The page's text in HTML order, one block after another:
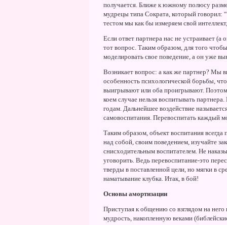
получается. Ближе к южному полюсу
мудрецы типа Сократа, который говорил:
тестом мы как бы измеряем свой
Если ответ партнера нас не устраивает
тот вопрос. Таким образом, для того
моделировать свое поведение, а он уже
Возникает вопрос: а как же партнер? Мы
особенность психологической борьбы,
выигрывают или оба проигрывают.
коем случае нельзя воспитывать
годам. Дальнейшее воздействие
самовоспитания. Перевоспитать каждый
Таким образом, объект воспитания
над собой, своим поведением, изучайте
снисходительным воспитателем. Hе
уговорить. Ведь перевоспитание-это
тверды в поставленной цели, но мягки в
наматывание клубка. Итак, в бой!
Основы амортизации
Приступая к общению со взглядом на него
мудрость, накопленную веками